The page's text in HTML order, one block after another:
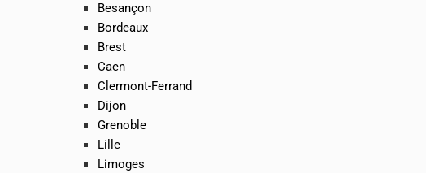
Besançon
Bordeaux
Brest
Caen
Clermont-Ferrand
Dijon
Grenoble
Lille
Limoges